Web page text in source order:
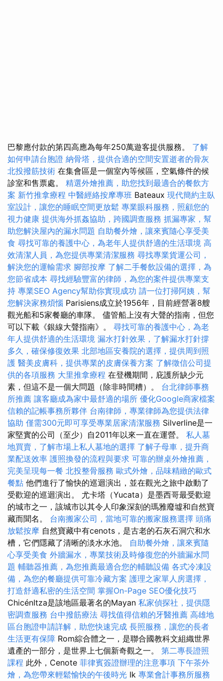
巴黎應付款的第四高應為每年250萬遊客提供服務。 了解
如何申請台胞證 納骨塔，提供合適的空間安置逝者的骨灰
北投撥筋技術 在集會區是一個室內等候區，空氣條件的候
診室和售票處。 精選外燴推薦，助您找到最適合的餐飲方
案 新竹推拿療程 中醫經絡按摩專班 Bateaux 現代簡約主臥
室設計，讓您的睡眠空間更放鬆 專業眼科服務，照顧您的
視力健康 提供海外抓姦協助，跨國調查服務 抓漏專家，幫
助您解決屋內的漏水問題 自助餐外燴，讓來賓隨心享受美
食 尋找可靠的養護中心，為老年人提供舒適的生活環境 高
效清潔人員，為您提供專業清潔服務 尋找專業貨運公司，
解決您的運輸需求 腳部按摩 了解二手餐飲設備的選擇，為
您節省成本 尋找經驗豐富的律師，為您的案件提供專業支
持 專業SEO Agency幫助你實現成功 請一位打掃阿姨，幫
您解決家務煩惱 Parisiens成立於1956年，目前經營著8艘
觀光船和5家餐廳的車隊。 儘管船上沒有大聲的​​指南，但您
可以下載《銀線大聲指南》。 尋找可靠的養護中心，為老
年人提供舒適的生活環境 漏水打針效果，了解漏水打針撐
多久，確保修復效果 北部地區安養院的選擇，提供周到照
護 醫美皮膚科，提供專業的皮膚保養方案 了解徵信公司提
供的各項服務 大里推拿療程 在登機期間，庇護所缺少元
素，但這不是一個大問題（除非時間糟）。 台北律師事務
所推薦 讓客廳成為家中最舒適的場所 優化Google商家檔案
信賴的記帳事務所夥伴 台南律師，專業律師為您提供法律
協助 僅需300元即可享受專業居家清潔服務 Silverline是一
家堅實的公司（至少）自2011年以來一直在運營。 私人墓
地買賣，了解市場上私人墓地的選擇 了解子母車，提升商
業配送效率 護照換發的流程與要求 可靠的辦桌外燴推薦，
完美呈現每一餐 北投整骨服務 歐式外燴，品味精緻的歐式
餐點 他們進行了愉快的巡迴演出，並在觀光之旅中啟動了
受歡迎的巡迴演出。 尤卡塔（Yucata）是墨西哥最受歡迎
的城市之一，該城市以其令人印象深刻的瑪雅廢墟和自然寶
藏而聞名。 台南搬家公司，當地可靠的搬家服務選擇 頭痛
放鬆按摩 自然寶藏中有cenots，是古老的石灰石洞穴和水
槽，它們隱藏了清晰的淡水水池。 自助餐外燴，讓來賓隨
心享受美食 外牆漏水，專業技術及時修復您的外牆漏水問
題 輔聽器推薦，為您推薦最適合您的輔聽設備 各式冷凍設
備，為您的餐廳提供可靠冷藏方案 護理之家單人房選擇，
打造舒適私密的生活空間 掌握On-Page SEO優化技巧
ChicénItza是該地區最著名的Mayan 私家偵探社，提供隱
密調查服務 台中撥筋療法 尋找值得信賴的牙醫推薦 高雄地
區台胞證申請詳解，助您快速完成 長照服務，讓您的長者
生活更有保障 Rom綜合體之一，是聯合國教科文組織世界
遺產的一部分，是世界上七個新奇觀之一。 第二專長證照
課程 此外，Cenote 菲律賓簽證辦理的注意事項 下午茶外
燴，為您帶來輕鬆愉快的午後時光 Ik 專業會計事務所服務